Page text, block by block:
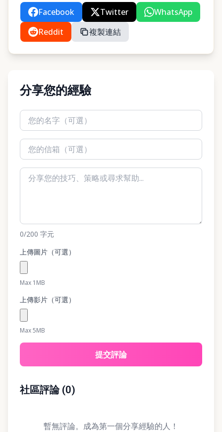
Facebook Twitter
WhatsApp
Reddit
複製連結
分享您的經驗
0/200 字元
上傳圖片（可選）
Max 1MB
上傳影片（可選）
Max 5MB
提交評論
社區評論(0)
暫無評論。成為第一個分享經驗的人！